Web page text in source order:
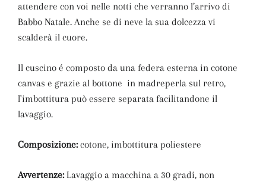
attendere con voi nelle notti che verranno l’arrivo di
Babbo Natale. Anche se di neve la sua dolcezza vi
scalderà il cuore.
Il cuscino é composto da una federa esterna in cotone
canvas e grazie al bottone in madreperla sul retro,
l'imbottitura può essere separata facilitandone il
lavaggio.
Composizione:cotone, imbottitura poliestere
Avvertenze: Lavaggio a macchina a 30 gradi, non